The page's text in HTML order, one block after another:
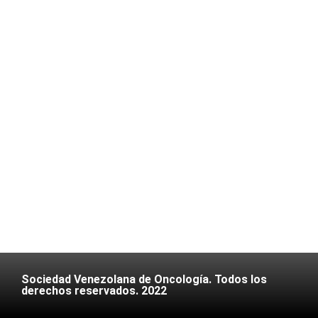
Sociedad Venezolana de Oncología. Todos los
derechos reservados. 2022